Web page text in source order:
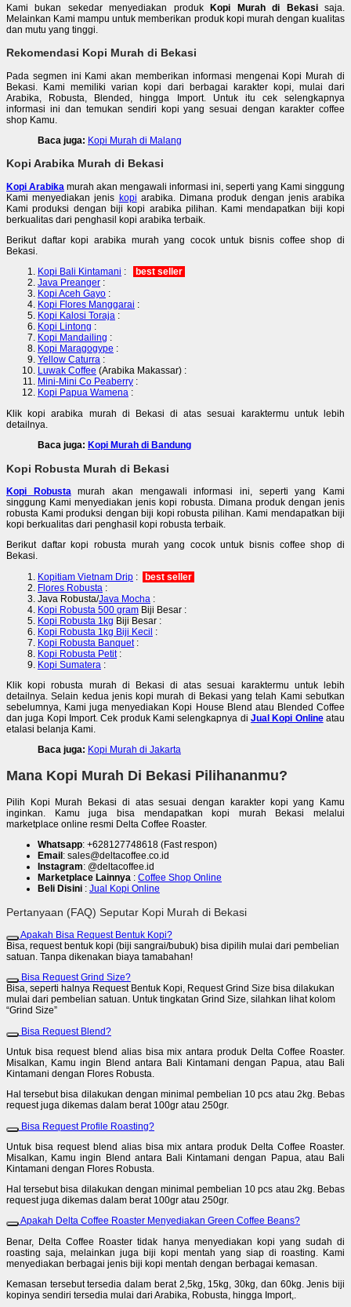
Kami bukan sekedar menyediakan produk Kopi Murah di Bekasisaja.
Melainkan Kami mampu untuk memberikan produk kopi murah dengan kualitas
dan mutu yang tinggi.
Rekomendasi Kopi Murah di Bekasi
Pada segmen ini Kami akan memberikan informasi mengenai Kopi Murah di
Bekasi. Kami memiliki varian kopi dari berbagai karakter kopi, mulai dari
Arabika, Robusta, Blended, hingga Import. Untuk itu cek selengkapnya
informasi ini dan temukan sendiri kopi yang sesuai dengan karakter coffee
shop Kamu.
Baca juga: Kopi Murah di Malang
Kopi Arabika Murah di Bekasi
Kopi Arabika murah akan mengawali informasi ini, seperti yang Kami singgung
Kami menyediakan jenis kopi arabika. Dimana produk dengan jenis arabika
Kami produksi dengan biji kopi arabika pilihan. Kami mendapatkan biji kopi
berkualitas dari penghasil kopi arabika terbaik.
Berikut daftar kopi arabika murah yang cocok untuk bisnis coffee shop di
Bekasi.
Kopi Bali Kintamani :
best seller
Java Preanger :
Kopi Aceh Gayo :
Kopi Flores Manggarai :
Kopi Kalosi Toraja :
Kopi Lintong :
Kopi Mandailing :
Kopi Maragogype :
Yellow Caturra :
Luwak Coffee (Arabika Makassar) :
Mini-Mini Co Peaberry :
Kopi Papua Wamena :
Klik kopi arabika murah di Bekasi di atas sesuai karaktermu untuk lebih
detailnya.
Baca juga: Kopi Murah di Bandung
Kopi Robusta Murah di Bekasi
Kopi Robustamurah akan mengawali informasi ini, seperti yang Kami
singgung Kami menyediakan jenis kopi robusta. Dimana produk dengan jenis
robusta Kami produksi dengan biji kopi robusta pilihan. Kami mendapatkan biji
kopi berkualitas dari penghasil kopi robusta terbaik.
Berikut daftar kopi robusta murah yang cocok untuk bisnis coffee shop di
Bekasi.
Kopitiam Vietnam Drip :
best seller
Flores Robusta :
Java Robusta/Java Mocha :
Kopi Robusta 500 gram Biji Besar :
Kopi Robusta 1kg Biji Besar :
Kopi Robusta 1kg Biji Kecil :
Kopi Robusta Banquet:
Kopi Robusta Petit:
Kopi Sumatera :
Klik kopi robusta murah di Bekasi di atas sesuai karaktermu untuk lebih
detailnya. Selain kedua jenis kopi murah di Bekasi yang telah Kami sebutkan
sebelumnya, Kami juga menyediakan Kopi House Blend atau Blended Coffee
dan juga Kopi Import. Cek produk Kami selengkapnya di Jual Kopi Onlineatau
etalasi belanja Kami.
Baca juga: Kopi Murah di Jakarta
Mana Kopi Murah Di Bekasi Pilihananmu?
Pilih Kopi Murah Bekasi di atas sesuai dengan karakter kopi yang Kamu
inginkan. Kamu juga bisa mendapatkan kopi murah Bekasi melalui
marketplace online resmi Delta Coffee Roaster.
Whatsapp: +628127748618 (Fast respon)
Email : sales@deltacoffee.co.id
Instagram: @deltacoffee.id
Marketplace Lainnya : Coffee Shop Online
Beli Disini : Jual Kopi Online
Pertanyaan (FAQ) Seputar Kopi Murah di Bekasi
Apakah Bisa Request Bentuk Kopi?
Bisa, request bentuk kopi (biji sangrai/bubuk) bisa dipilih mulai dari pembelian
satuan. Tanpa dikenakan biaya tamabahan!
Bisa Request Grind Size?
Bisa, seperti halnya Request Bentuk Kopi, Request Grind Size bisa dilakukan
mulai dari pembelian satuan. Untuk tingkatan Grind Size, silahkan lihat kolom
“Grind Size”
Bisa Request Blend?
Untuk bisa request blend alias bisa mix antara produk Delta Coffee Roaster.
Misalkan, Kamu ingin Blend antara Bali Kintamani dengan Papua, atau Bali
Kintamani dengan Flores Robusta.
Hal tersebut bisa dilakukan dengan minimal pembelian 10 pcs atau 2kg. Bebas
request juga dikemas dalam berat 100gr atau 250gr.
Bisa Request Profile Roasting?
Untuk bisa request blend alias bisa mix antara produk Delta Coffee Roaster.
Misalkan, Kamu ingin Blend antara Bali Kintamani dengan Papua, atau Bali
Kintamani dengan Flores Robusta.
Hal tersebut bisa dilakukan dengan minimal pembelian 10 pcs atau 2kg. Bebas
request juga dikemas dalam berat 100gr atau 250gr.
Apakah Delta Coffee Roaster Menyediakan Green Coffee Beans?
Benar, Delta Coffee Roaster tidak hanya menyediakan kopi yang sudah di
roasting saja, melainkan juga biji kopi mentah yang siap di roasting. Kami
menyediakan berbagai jenis biji kopi mentah dengan berbagai kemasan.
Kemasan tersebut tersedia dalam berat 2,5kg, 15kg, 30kg, dan 60kg. Jenis biji
kopinya sendiri tersedia mulai dari Arabika, Robusta, hingga Import,.